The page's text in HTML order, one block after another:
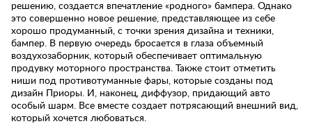
решению, создается впечатление «родного» бампера. Однако
это совершенно новое решение, представляющее из себе
хорошо продуманный, с точки зрения дизайна и техники,
бампер. В первую очередь бросается в глаза объемный
воздухозаборник, который обеспечивает оптимальную
продувку моторного пространства. Также стоит отметить
ниши под противотуманные фары, которые созданы под
дизайн Приоры. И, наконец, диффузор, придающий авто
особый шарм. Все вместе создает потрясающий внешний вид,
который хочется любоваться.